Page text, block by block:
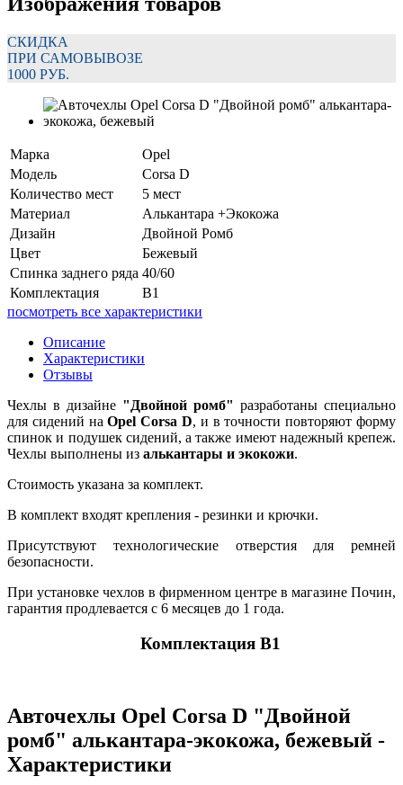
СКИДКА
ПРИ САМОВЫВОЗЕ
1000 РУБ.
Марка
Opel
Модель
Corsa D
Количество мест
5 мест
Материал
Алькантара +Экокожа
Дизайн
Двойной Ромб
Цвет
Бежевый
Спинка заднего ряда 40/60
Комплектация
В1
посмотреть все характеристики
Описание
Характеристики
Отзывы
Чехлы в дизайне "Двойной ромб" разработаны специально
для сидений наOpel Corsa D, и в точности повторяют форму
спинок и подушек сидений, а также имеют надежный крепеж.
Чехлы выполнены из алькантары и экокожи.
Стоимость указана за комплект.
В комплект входят крепления - резинки и крючки.
Присутствуют технологические отверстия для ремней
безопасности.
При установке чехлов в фирменном центре в магазине Почин,
гарантия продлевается с 6 месяцев до 1 года.
Комплектация В1
Авточехлы Opel Corsa D "Двойной
ромб" алькантара-экокожа, бежевый -
Характеристики